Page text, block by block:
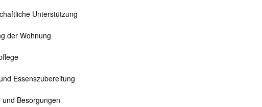
Unterstützung
der Wohnung
Essenszubereitung
und Besorgungen